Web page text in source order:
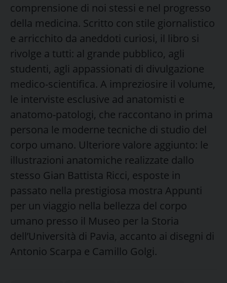
comprensione di noi stessi e nel progresso
della medicina. Scritto con stile giornalistico
e arricchito da aneddoti curiosi, il libro si
rivolge a tutti: al grande pubblico, agli
studenti, agli appassionati di divulgazione
medico-scientifica. A impreziosire il volume,
le interviste esclusive ad anatomisti e
anatomo-patologi, che raccontano in prima
persona le moderne tecniche di studio del
corpo umano. Ulteriore valore aggiunto: le
illustrazioni anatomiche realizzate dallo
stesso Gian Battista Ricci, esposte in
passato nella prestigiosa mostra Appunti
per un viaggio nella bellezza del corpo
umano presso il Museo per la Storia
dell’Università di Pavia, accanto ai disegni di
Antonio Scarpa e Camillo Golgi.